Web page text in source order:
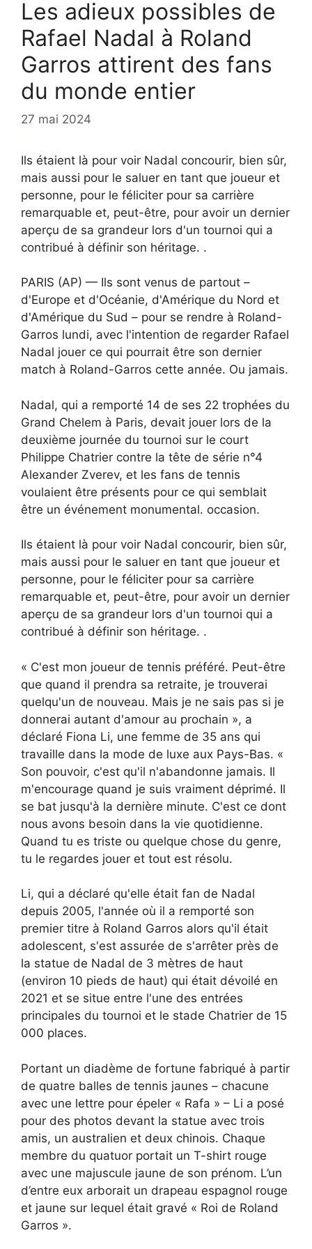
Les adieux possibles de
Rafael Nadal à Roland
Garros attirent des fans
du monde entier
27 mai 2024
Ils étaient là pour voir Nadal concourir, bien sûr,
mais aussi pour le saluer en tant que joueur et
personne, pour le féliciter pour sa carrière
remarquable et, peut-être, pour avoir un dernier
aperçu de sa grandeur lors d'un tournoi qui a
contribué à définir son héritage. .
PARIS (AP) — Ils sont venus de partout –
d'Europe et d'Océanie, d'Amérique du Nord et
d'Amérique du Sud – pour se rendre à Roland-
Garros lundi, avec l'intention de regarder Rafael
Nadal jouer ce qui pourrait être son dernier
match à Roland-Garros cette année. Ou jamais.
Nadal, qui a remporté 14 de ses 22 trophées du
Grand Chelem à Paris, devait jouer lors de la
deuxième journée du tournoi sur le court
Philippe Chatrier contre la tête de série n°4
Alexander Zverev, et les fans de tennis
voulaient être présents pour ce qui semblait
être un événement monumental. occasion.
Ils étaient là pour voir Nadal concourir, bien sûr,
mais aussi pour le saluer en tant que joueur et
personne, pour le féliciter pour sa carrière
remarquable et, peut-être, pour avoir un dernier
aperçu de sa grandeur lors d'un tournoi qui a
contribué à définir son héritage. .
« C'est mon joueur de tennis préféré. Peut-être
que quand il prendra sa retraite, je trouverai
quelqu'un de nouveau. Mais je ne sais pas si je
donnerai autant d'amour au prochain », a
déclaré Fiona Li, une femme de 35 ans qui
travaille dans la mode de luxe aux Pays-Bas. «
Son pouvoir, c'est qu'il n'abandonne jamais. Il
m'encourage quand je suis vraiment déprimé. Il
se bat jusqu'à la dernière minute. C'est ce dont
nous avons besoin dans la vie quotidienne.
Quand tu es triste ou quelque chose du genre,
tu le regardes jouer et tout est résolu.
Li, qui a déclaré qu'elle était fan de Nadal
depuis 2005, l'année où il a remporté son
premier titre à Roland Garros alors qu'il était
adolescent, s'est assurée de s'arrêter près de
la statue de Nadal de 3 mètres de haut
(environ 10 pieds de haut) qui était dévoilé en
2021 et se situe entre l'une des entrées
principales du tournoi et le stade Chatrier de 15
000 places.
Portant un diadème de fortune fabriqué à partir
de quatre balles de tennis jaunes – chacune
avec une lettre pour épeler « Rafa » – Li a posé
pour des photos devant la statue avec trois
amis, un australien et deux chinois. Chaque
membre du quatuor portait un T-shirt rouge
avec une majuscule jaune de son prénom. L’un
d’entre eux arborait un drapeau espagnol rouge
et jaune sur lequel était gravé « Roi de Roland
Garros ».